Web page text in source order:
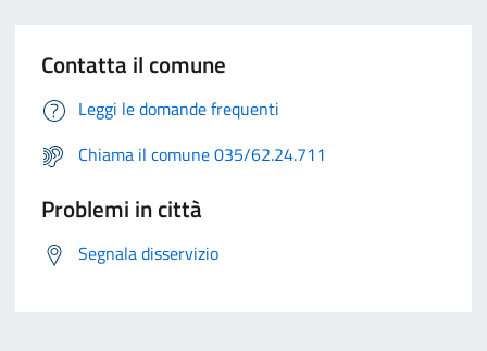
Contatta il comune
Leggi le domande frequenti
Chiama il comune 035/62.24.711
Problemi in città
Segnala disservizio